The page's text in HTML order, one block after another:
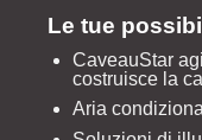
Le tue
CaveauStar
costruisce la
Aria